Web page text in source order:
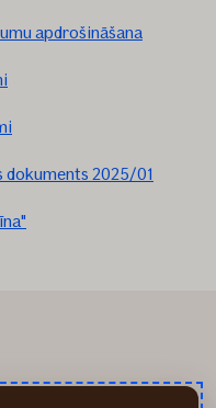
apdrošināšana
dokuments 2025/01